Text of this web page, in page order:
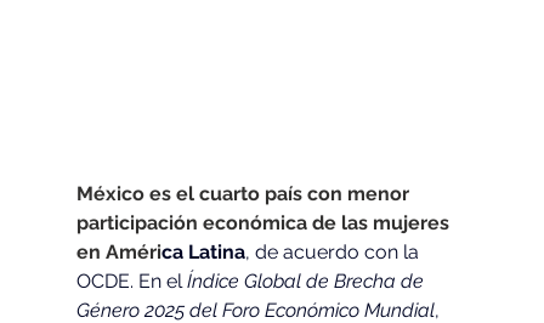
México es el cuarto país con menor
participación económica de las mujeres
en América Latina, de acuerdo con la
OCDE. En el Índice Global de Brecha de
Género 2025 del Foro Económico Mundial,